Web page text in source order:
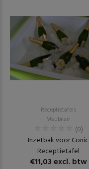
Receptietafels
Meubilair
(0)
Inzetbak voor Conic
Receptietafel
€11,03 excl. btw